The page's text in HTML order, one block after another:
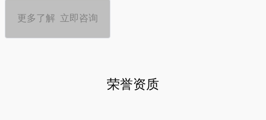
更多了解 立即咨询
荣誉资质